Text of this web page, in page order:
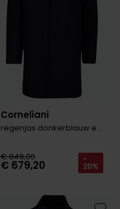
Corneliani
regenjas donkerblauw effen
€ 849,00
€ 679,20 -
20%